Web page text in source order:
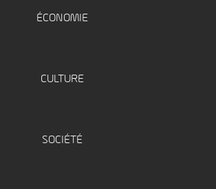
ÉCONOMIE
CULTURE
SOCIÉTÉ